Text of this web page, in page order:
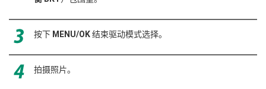
按下 MENU/OK结束驱动模式选择。
拍摄照片。